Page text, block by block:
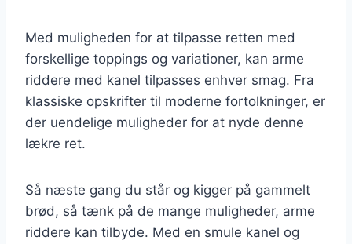
Med muligheden for at tilpasse retten med
forskellige toppings og variationer, kan arme
riddere med kanel tilpasses enhver smag. Fra
klassiske opskrifter til moderne fortolkninger, er
der uendelige muligheder for at nyde denne
lækre ret.
Så næste gang du står og kigger på gammelt
brød, så tænk på de mange muligheder, arme
riddere kan tilbyde. Med en smule kanel og